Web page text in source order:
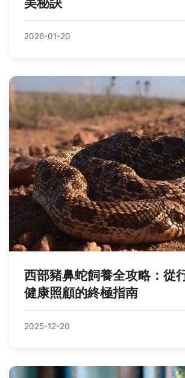
2026-01-20
西部豬鼻蛇飼養全攻略：從
健康照顧的終極指南
2025-12-20